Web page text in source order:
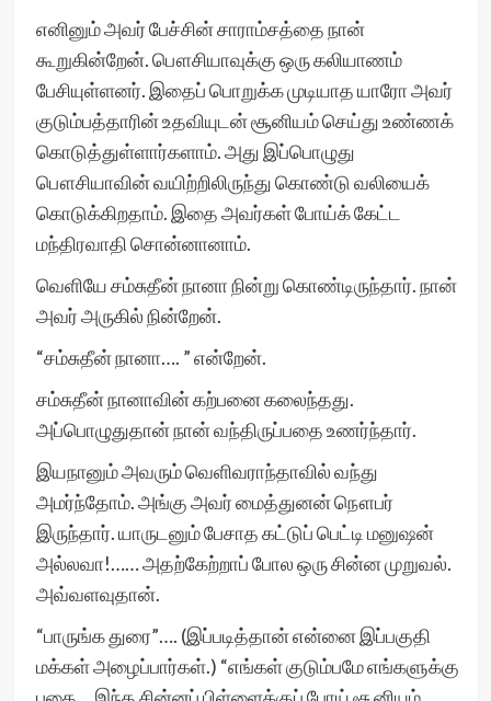
எனினும் அவர் பேச்சின் சாராம்சத்தை நான்
கூறுகின்றேன். பௌசியாவுக்கு ஒரு கலியாணம்
பேசியுள்ளனர். இதைப் பொறுக்க முடியாத யாரோ அவர்
குடும்பத்தாரின் உதவியுடன் சூனியம் செய்து உண்ணக்
கொடுத்துள்ளார்களாம். அது இப்பொழுது
பௌசியாவின் வயிற்றிலிருந்து கொண்டு வலியைக்
கொடுக்கிறதாம். இதை அவர்கள் போய்க் கேட்ட
மந்திரவாதி சொன்னானாம்.
வெளியே சம்சுதீன் நானா நின்று கொண்டிருந்தார். நான்
அவர் அருகில் நின்றேன்.
“சம்சுதீன் நானா…. ” என்றேன்.
சம்சுதீன் நானாவின் கற்பனை கலைந்தது.
அப்பொழுதுதான் நான் வந்திருப்பதை உணர்ந்தார்.
இயநானும் அவரும் வெளிவராந்தாவில் வந்து
அமர்ந்தோம். அங்கு அவர் மைத்துனன் நௌபர்
இருந்தார். யாருடனும் பேசாத கட்டுப் பெட்டி மனுஷன்
அல்லவா!…… அதற்கேற்றாப் போல ஒரு சின்ன முறுவல்.
அவ்வளவுதான்.
“பாருங்க துரை”…. (இப்படித்தான் என்னை இப்பகுதி
மக்கள் அழைப்பார்கள்.) “எங்கள் குடும்பமே எங்களுக்கு